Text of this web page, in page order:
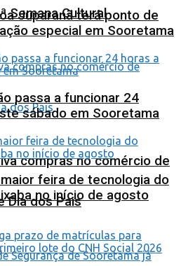
Semana Cultural
compras no comércio de
Dia dos Pais
Juparanã terá ponto de
especial em Sooretama
passa a funcionar 24
sábado em Sooretama
feira de tecnologia do
no início de agosto